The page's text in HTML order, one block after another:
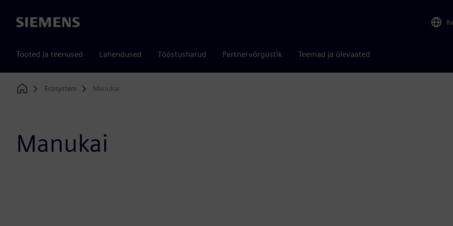
Siemens
Tooted ja teenused Lahendused Tööstusharud Partnervõrgustik Teemad ja ülevaated
Home
Ecosystem Manukai
Manukai